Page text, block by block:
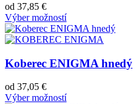
od 37,85 €
Výber možností
Koberec ENIGMA hnedý
od 37,05 €
Výber možností